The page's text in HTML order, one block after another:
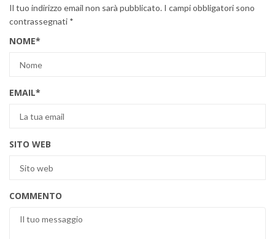
Il tuo indirizzo email non sarà pubblicato. I campi obbligatori sono
contrassegnati *
NOME*
EMAIL*
SITO WEB
COMMENTO